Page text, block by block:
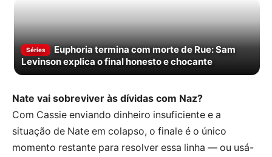
Séries
Euphoria termina com morte de Rue: Sam
Levinson explica o final honesto e chocante
Nate vai sobreviver às dívidas com Naz?
Com Cassie enviando dinheiro insuficiente e a
situação de Nate em colapso, o finale é o único
momento restante para resolver essa linha — ou usá-